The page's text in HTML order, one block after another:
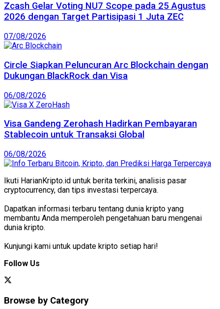
Zcash Gelar Voting NU7 Scope pada 25 Agustus
2026 dengan Target Partisipasi 1 Juta ZEC
07/08/2026
Circle Siapkan Peluncuran Arc Blockchain dengan
Dukungan BlackRock dan Visa
06/08/2026
Visa Gandeng Zerohash Hadirkan Pembayaran
Stablecoin untuk Transaksi Global
06/08/2026
Ikuti HarianKripto.id untuk berita terkini, analisis pasar
cryptocurrency, dan tips investasi terpercaya.
Dapatkan informasi terbaru tentang dunia kripto yang
membantu Anda memperoleh pengetahuan baru mengenai
dunia kripto.
Kunjungi kami untuk update kripto setiap hari!
Follow Us
Browse by Category